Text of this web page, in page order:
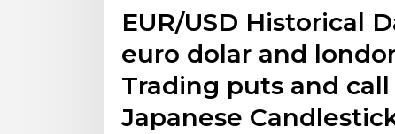
EUR/USD Historical
euro dolar and
Trading puts and
Japanese